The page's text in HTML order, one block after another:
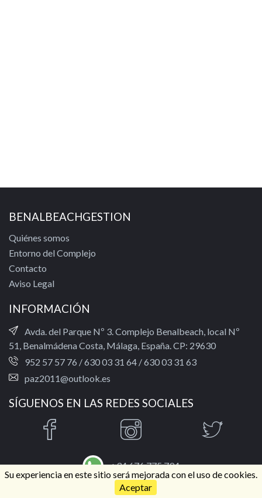
BENALBEACHGESTION
Quiénes somos
Entorno del Complejo
Contacto
Aviso Legal
INFORMACIÓN
Avda. del Parque Nº 3. Complejo Benalbeach, local Nº
51, Benalmádena Costa, Málaga, España. CP: 29630
952 57 57 76 /630 03 31 64 /630 03 31 63
paz2011@outlook.es
SÍGUENOS EN LAS REDES SOCIALES
+34 676 775 794
Su experiencia en este sitio será mejorada con el uso de cookies.
Aceptar